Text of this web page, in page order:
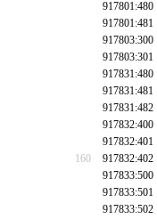
917801:480
917801:481
917803:300
917803:301
917831:480
917831:481
917831:482
917832:400
917832:401
160
917832:402
917833:500
917833:501
917833:502